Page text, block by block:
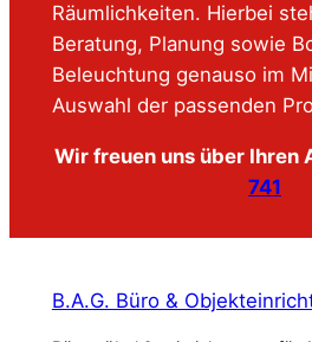
Räumlichkeiten. Hierbei
Beratung, Planung sowie
Beleuchtung genauso im
Auswahl der passenden
Wir freuen uns über Ihren
741
B.A.G. Büro &